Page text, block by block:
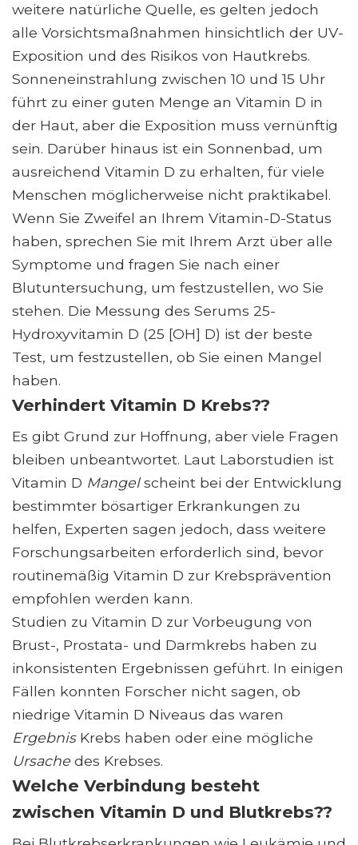
weitere natürliche Quelle, es gelten jedoch
alle Vorsichtsmaßnahmen hinsichtlich der UV-
Exposition und des Risikos von Hautkrebs.
Sonneneinstrahlung zwischen 10 und 15 Uhr
führt zu einer guten Menge an Vitamin D in
der Haut, aber die Exposition muss vernünftig
sein. Darüber hinaus ist ein Sonnenbad, um
ausreichend Vitamin D zu erhalten, für viele
Menschen möglicherweise nicht praktikabel.
Wenn Sie Zweifel an Ihrem Vitamin-D-Status
haben, sprechen Sie mit Ihrem Arzt über alle
Symptome und fragen Sie nach einer
Blutuntersuchung, um festzustellen, wo Sie
stehen. Die Messung des Serums 25-
Hydroxyvitamin D (25 [OH] D) ist der beste
Test, um festzustellen, ob Sie einen Mangel
haben.
Verhindert Vitamin D Krebs??
Es gibt Grund zur Hoffnung, aber viele Fragen
bleiben unbeantwortet. Laut Laborstudien ist
Vitamin D Mangelscheint bei der Entwicklung
bestimmter bösartiger Erkrankungen zu
helfen, Experten sagen jedoch, dass weitere
Forschungsarbeiten erforderlich sind, bevor
routinemäßig Vitamin D zur Krebsprävention
empfohlen werden kann.
Studien zu Vitamin D zur Vorbeugung von
Brust-, Prostata- und Darmkrebs haben zu
inkonsistenten Ergebnissen geführt. In einigen
Fällen konnten Forscher nicht sagen, ob
niedrige Vitamin D Niveaus das waren
ErgebnisKrebs haben oder eine mögliche
Ursache des Krebses.
Welche Verbindung besteht
zwischen Vitamin D und Blutkrebs??